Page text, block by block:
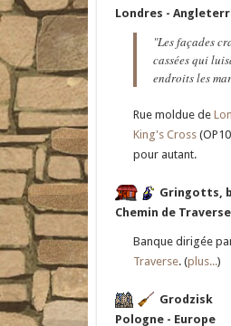
Londres -
"Les façades
cassées qui
endroits les
Rue moldue de
King's Cross
pour autant.
Gringotts,
Chemin de
Banque dirigée
Traverse. (plus...)
Grodzisk
Pologne - Europe